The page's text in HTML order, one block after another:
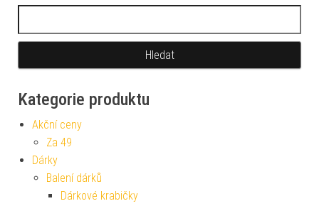
Kategorie produktu
Akční ceny
Za 49
Dárky
Balení dárků
Dárkové krabičky